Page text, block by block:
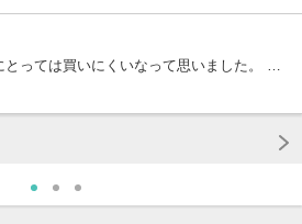
っては買いにくいなって思いました。 …